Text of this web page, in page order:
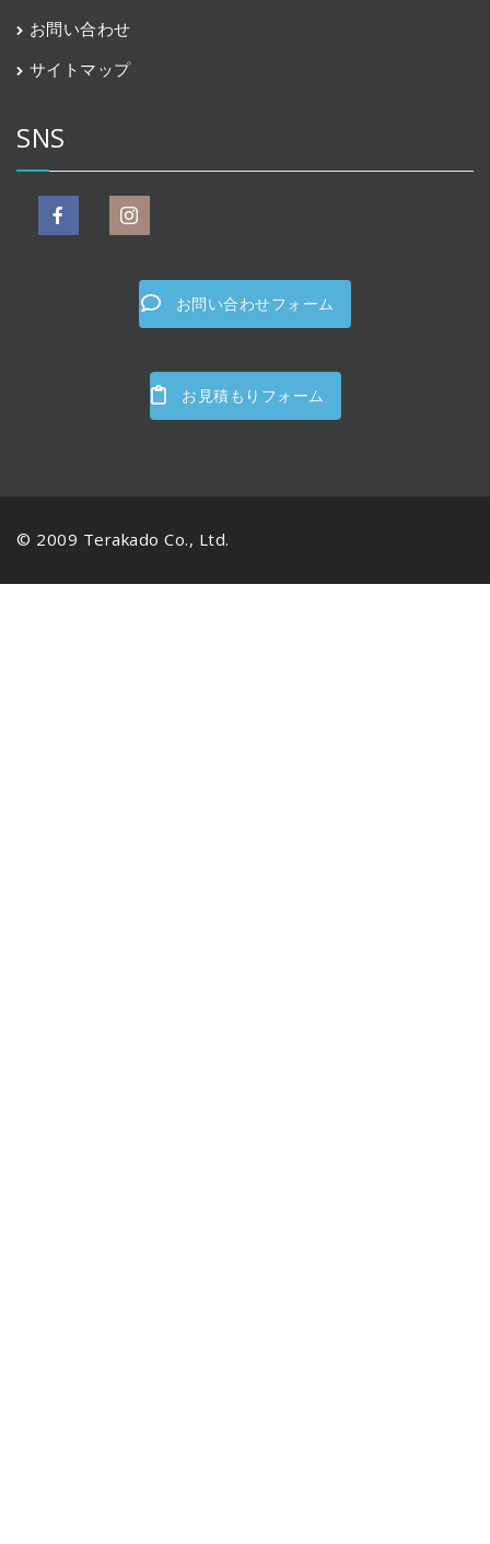
お問い合わせ
サイトマップ
SNS
お問い合わせフォーム
お見積もりフォーム
© 2009 Terakado Co., Ltd.